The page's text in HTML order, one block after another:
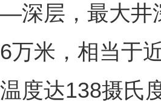
深层，最大井
万米，相当于
度达138摄氏